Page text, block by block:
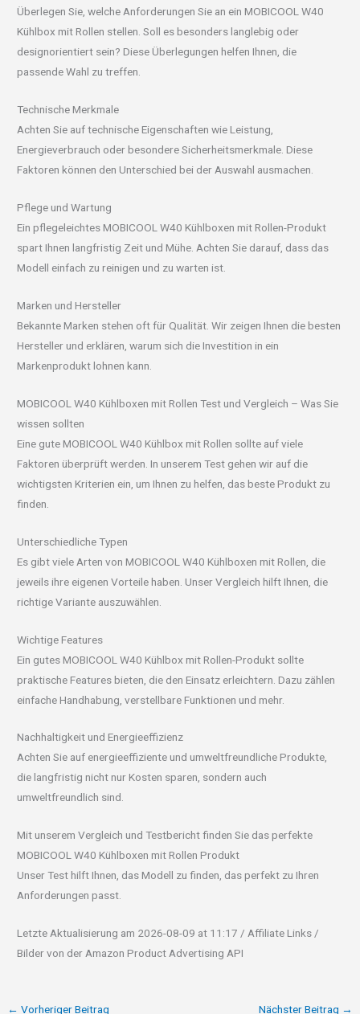
Überlegen Sie, welche Anforderungen Sie an ein MOBICOOL W40
Kühlbox mit Rollen stellen. Soll es besonders langlebig oder
designorientiert sein? Diese Überlegungen helfen Ihnen, die
passende Wahl zu treffen.
Technische Merkmale
Achten Sie auf technische Eigenschaften wie Leistung,
Energieverbrauch oder besondere Sicherheitsmerkmale. Diese
Faktoren können den Unterschied bei der Auswahl ausmachen.
Pflege und Wartung
Ein pflegeleichtes MOBICOOL W40 Kühlboxen mit Rollen-Produkt
spart Ihnen langfristig Zeit und Mühe. Achten Sie darauf, dass das
Modell einfach zu reinigen und zu warten ist.
Marken und Hersteller
Bekannte Marken stehen oft für Qualität. Wir zeigen Ihnen die besten
Hersteller und erklären, warum sich die Investition in ein
Markenprodukt lohnen kann.
MOBICOOL W40 Kühlboxen mit Rollen Test und Vergleich – Was Sie
wissen sollten
Eine gute MOBICOOL W40 Kühlbox mit Rollen sollte auf viele
Faktoren überprüft werden. In unserem Test gehen wir auf die
wichtigsten Kriterien ein, um Ihnen zu helfen, das beste Produkt zu
finden.
Unterschiedliche Typen
Es gibt viele Arten von MOBICOOL W40 Kühlboxen mit Rollen, die
jeweils ihre eigenen Vorteile haben. Unser Vergleich hilft Ihnen, die
richtige Variante auszuwählen.
Wichtige Features
Ein gutes MOBICOOL W40 Kühlbox mit Rollen-Produkt sollte
praktische Features bieten, die den Einsatz erleichtern. Dazu zählen
einfache Handhabung, verstellbare Funktionen und mehr.
Nachhaltigkeit und Energieeffizienz
Achten Sie auf energieeffiziente und umweltfreundliche Produkte,
die langfristig nicht nur Kosten sparen, sondern auch
umweltfreundlich sind.
Mit unserem Vergleich und Testbericht finden Sie das perfekte
MOBICOOL W40 Kühlboxen mit Rollen Produkt
Unser Test hilft Ihnen, das Modell zu finden, das perfekt zu Ihren
Anforderungen passt.
Letzte Aktualisierung am 2026-08-09 at 11:17 / Affiliate Links /
Bilder von der Amazon Product Advertising API
← Vorheriger Beitrag Nächster Beitrag →